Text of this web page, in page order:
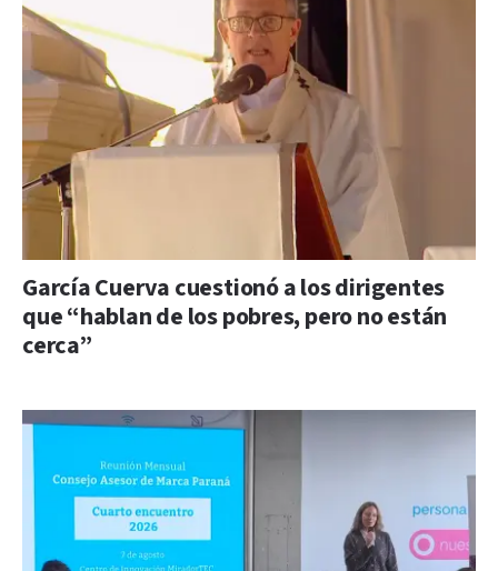
García Cuerva cuestionó a los dirigentes
que “hablan de los pobres, pero no están
cerca”